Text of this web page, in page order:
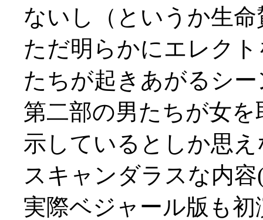
ないし（というか生
ただ明らかにエレク
たちが起きあがるシ
第二部の男たちが女
示しているとしか思
スキャンダラスな内容
実際ベジャール版も